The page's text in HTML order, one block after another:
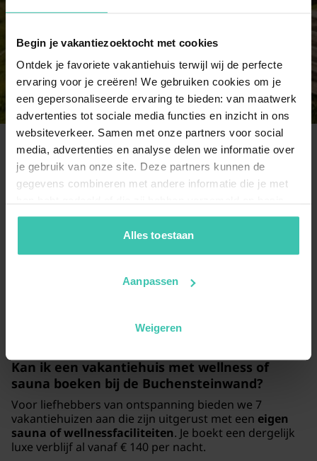
Begin je vakantiezoektocht met cookies
Ontdek je favoriete vakantiehuis terwijl wij de perfecte
ervaring voor je creëren! We gebruiken cookies om je
een gepersonaliseerde ervaring te bieden: van maatwerk
advertenties tot sociale media functies en inzicht in ons
websiteverkeer. Samen met onze partners voor social
media, advertenties en analyse delen we informatie over
je gebruik van onze site. Deze partners kunnen de
gegevens combineren met andere informatie die je met
van je gebruik van hun diensten. Zo zorgen we ervoor dat
jouw vakantiezoektocht soepel en op maat verloopt!
Alles toestaan
Aanpassen
Weigeren
11 personen
2 vakantiehuizen
Veelgestelde vragen
bij de Buchensteinwand?
ruime chalets. Onze gasten waarderen de
in deze regio met een gemiddelde
Kan ik een vakantiehuis met wellness of
sauna boeken bij de Buchensteinwand?
Voor liefhebbers van ontspanning bieden we 7
vakantiehuizen aan die zijn uitgerust met een eigen
sauna of wellnessfaciliteiten. Je boekt een dergelijk
luxe verblijf al vanaf € 140 per nacht.